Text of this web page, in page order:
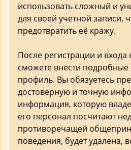
использовать сложный и
для своей учетной записи,
предотвратить её кражу.
После регистрации и
сможете внести подробные
профиль. Вы обязуетесь
достоверную и точную
информация, которую
его персонал посчитают
противоречащей
поведения, будет удалена,